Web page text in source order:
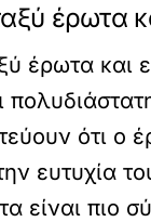
έρωτα
έρωτα και
ότι ο
ευτυχία
είναι πιο